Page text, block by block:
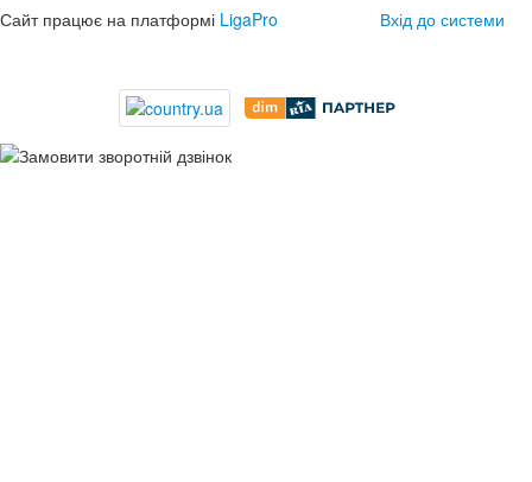
Сайт працює на платформі LigaPro Вхід до системи